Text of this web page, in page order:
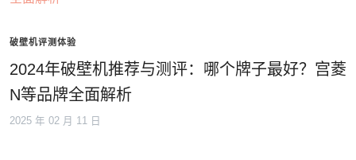
破壁机评测体验
2024年破壁机推荐与测评：哪个牌子最好？宫菱
N等品牌全面解析
2025 年 02 月 11 日